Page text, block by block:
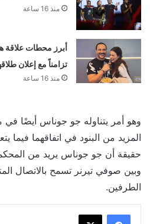
منذ 16 ساعة
أبرز محطات علاقة
تزامناً مع إعلان
منذ 16 ساعة
وهو أمر يتناوله جو جوناس أيضًا
المزيد من البنود في اتفاقهما فيما
حقيقة أن جو جوناس يريد من
وبين صوفي تيرنر تسمح بالاتصال
الطرفين.